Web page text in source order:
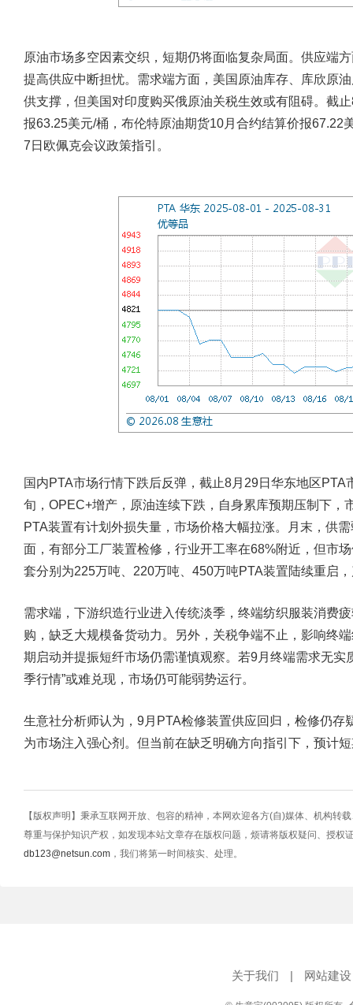
原油市场多空因素交织，短期仍将面临复杂局面。供应端
提高供应中断担忧。需求端方面，美国原油库存、库欣原
供支撑，但美国对印度购买俄原油关税生效或有阻碍。截
报63.25美元/桶，布伦特原油期货10月合约结算价报67.22
7日欧佩克会议政策指引。
国内PTA市场行情下跌后反弹，截止8月29日华东地区
旬，OPEC+增产，原油连续下跌，自身累库预期压制下，
PTA装置有计划外损失量，市场价格大幅拉涨。月末，供
面，有部分工厂装置检修，行业开工率在68%附近，但市
套分别为225万吨、220万吨、450万吨PTA装置陆续重启
需求端，下游织造行业进入传统淡季，终端纺织服装消费
购，缺乏大规模备货动力。另外，关税争端不止，影响终
期启动并提振短纤市场仍需谨慎观察。若9月终端需求无实
季行情”或难兑现，市场仍可能弱势运行。
生意社分析师认为，9月PTA检修装置供应回归，检修仍
为市场注入强心剂。但当前在缺乏明确方向指引下，预计
【版权声明】秉承互联网开放、包容的精神，本网欢迎各方(自)媒体、机构转
尊重与保护知识产权，如发现本站文章存在版权问题，烦请将版权疑问、授权
db123@netsun.com ，我们将第一时间核实、处理。
关于我们 | 网站建设